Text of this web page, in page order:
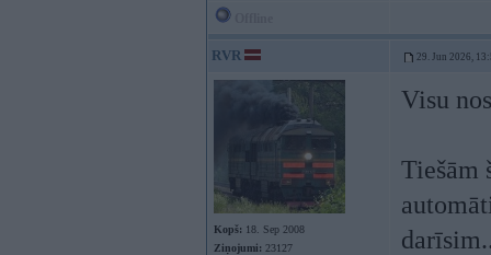
RVR 29. Jun 2026,
Kopš: 18. Sep 2008
Ziņojumi: 23127
Visu
Tiešām